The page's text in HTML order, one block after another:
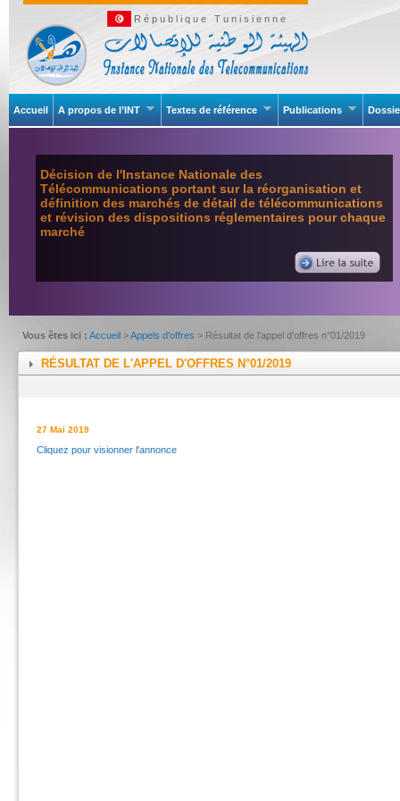
République Tunisienne
Accueil A propos de l’INT Textes de référence Publications
Décision de l'Instance Nationale des
Télécommunications portant sur la réorganisation et
définition des marchés de détail de télécommunications
et révision des dispositions réglementaires pour chaque
marché
Vous êtes ici : Accueil >Appels d'offres > Résultat de l'appel d'offres n°01/2019
RÉSULTAT DE L'APPEL D'OFFRES N°01/2019
27 Mai 2019
Cliquez pour visionner l'annonce